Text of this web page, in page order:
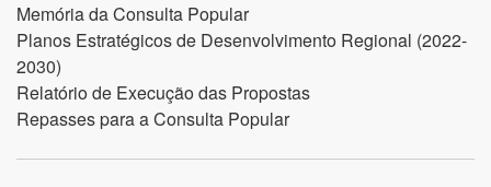
Memória da Consulta Popular
Planos Estratégicos de Desenvolvimento Regional (2022-
2030)
Relatório de Execução das Propostas
Repasses para a Consulta Popular